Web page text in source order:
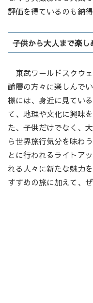
評価を得ているのも納
子供から大人まで楽し
東武ワールドスクウ
齢層の方々に楽しんで
様には、身近に見てい
て、地理や文化に興味
た、子供だけでなく、
ら世界旅行気分を味わ
とに行われるライトア
れる人々に新たな魅力
すすめの旅に加えて、